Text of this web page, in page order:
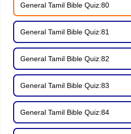
General Tamil Bible Quiz:80
General Tamil Bible Quiz:81
General Tamil Bible Quiz:82
General Tamil Bible Quiz:83
General Tamil Bible Quiz:84